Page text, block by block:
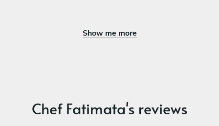
Show me more
Chef Fatimata's reviews